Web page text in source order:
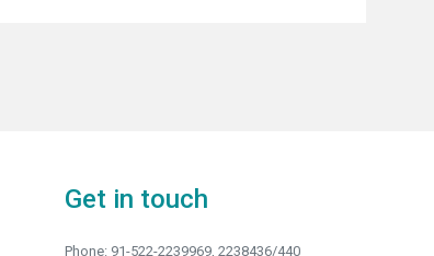
Get in touch
Phone: 91-522-2239969, 2238436/440